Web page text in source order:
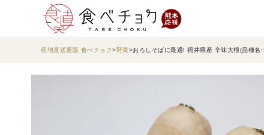
産地直送通販 食べチョク 野菜 おろしそばに最適! 福井県産 辛味大根(品種